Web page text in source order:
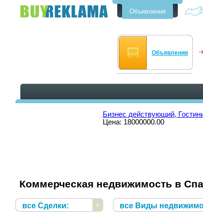
Объявления
Объявления
Бизнес действующий,
Цена: 18000000.00
Коммерческая недвижимость в
все Сделки: все Виды